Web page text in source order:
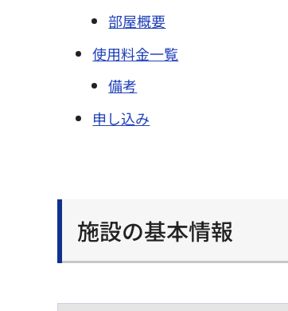
部屋概要
使用料金一覧
備考
申し込み
施設の基本情報